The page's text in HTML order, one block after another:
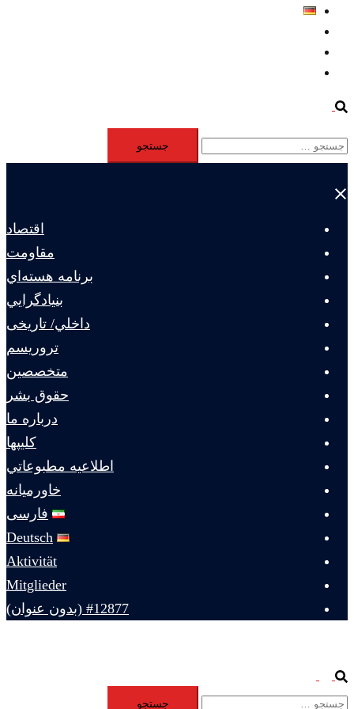
Search
جستجو
برای:
Close
اقتصاد
مقاومت
برنامه هسته‌اي
بنيادگرايي
داخلي/ تاریخی
تروريسم
متخصصين
حقوق بشر
درباره ما
كليپها
اطلاعيه مطبوعاتي
خاورميانه
فارسی
Deutsch
Aktivität
Mitglieder
#12877 (بدون عنوان)
Search
menuجستجو